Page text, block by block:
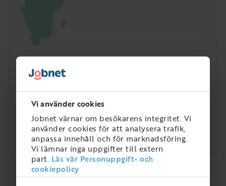
Vi använder cookies
Jobnet värnar om besökarens integritet. Vi
använder cookies för att analysera trafik,
anpassa innehåll och för marknadsföring.
Vi lämnar inga uppgifter till extern
part. Läs vår Personuppgift- och
cookiepolicy
Snabbanalys